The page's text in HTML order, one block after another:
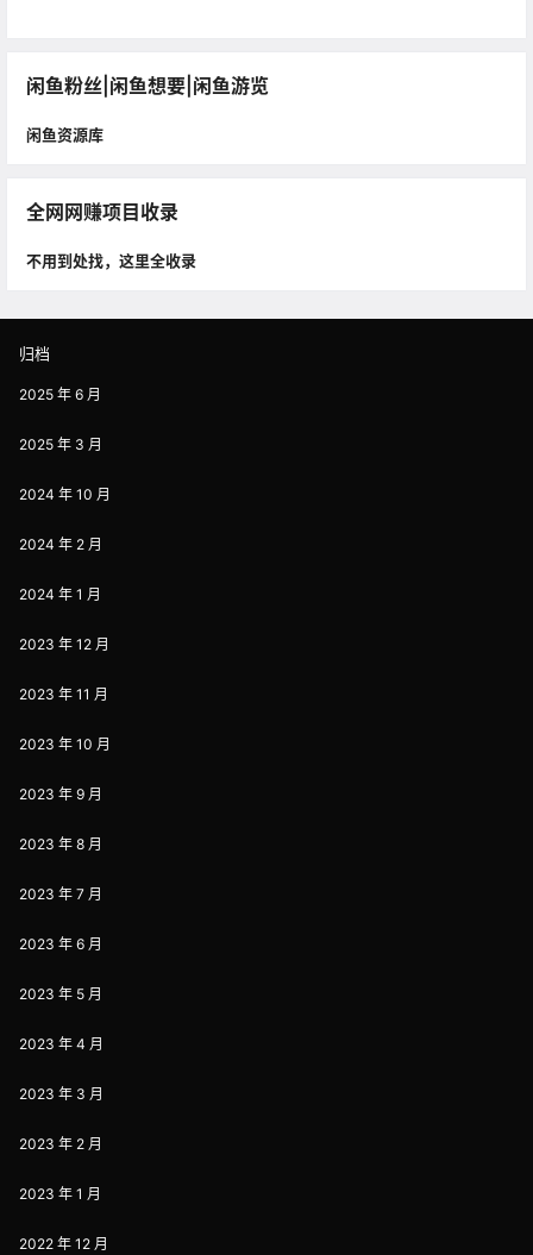
闲鱼粉丝|闲鱼想要|闲鱼游览
闲鱼资源库
全网网赚项目收录
不用到处找，这里全收录
归档
2025 年 6 月
2025 年 3 月
2024 年 10 月
2024 年 2 月
2024 年 1 月
2023 年 12 月
2023 年 11 月
2023 年 10 月
2023 年 9 月
2023 年 8 月
2023 年 7 月
2023 年 6 月
2023 年 5 月
2023 年 4 月
2023 年 3 月
2023 年 2 月
2023 年 1 月
2022 年 12 月